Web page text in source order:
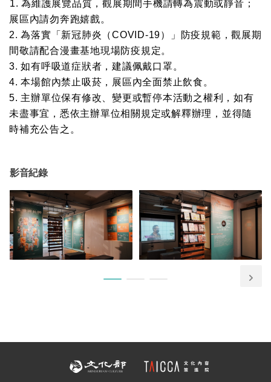
1. 為維護展覽品質，觀展期間手機請轉為震動或靜音；
展區內請勿奔跑嬉戲。
2.為落實「新冠肺炎（COVID-19）」防疫規範，觀展期
間敬請配合漫畫基地現場防疫規定。
3. 如有呼吸道症狀者，建議佩戴口罩。
4. 本場館內禁止吸菸，展區內全面禁止飲食。
5. 主辦單位保有修改、變更或暫停本活動之權利，如有
未盡事宜，悉依主辦單位相關規定或解釋辦理，並得隨
時補充公告之。
影音紀錄